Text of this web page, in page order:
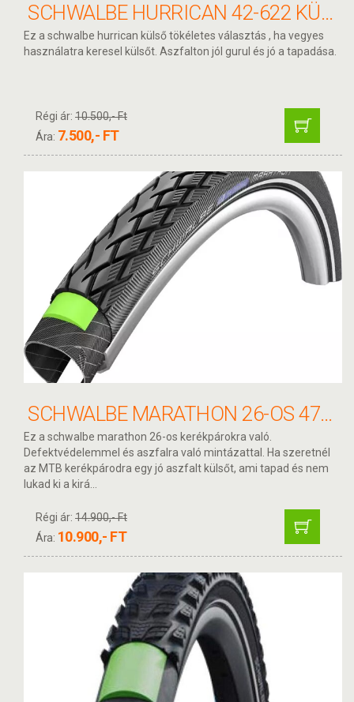
SCHWALBE HURRICAN 42-622 KÜLSŐ
Ez a schwalbe hurrican külső tökéletes választás , ha vegyes
használatra keresel külsőt. Aszfalton jól gurul és jó a tapadása.
Régi ár: 10.500,- Ft
Ára: 7.500,- FT
SCHWALBE MARATHON 26-OS 47-559 KÖPENY
Ez a schwalbe marathon 26-os kerékpárokra való.
Defektvédelemmel és aszfalra való mintázattal. Ha szeretnél
az MTB kerékpárodra egy jó aszfalt külsőt, ami tapad és nem
lukad ki a kirá...
Régi ár: 14.900,- Ft
Ára: 10.900,- FT